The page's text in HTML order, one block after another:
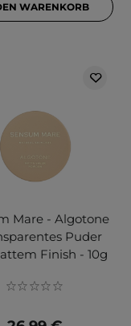
WARENKORB
Mare - Algotone
Puder
Finish - 10g